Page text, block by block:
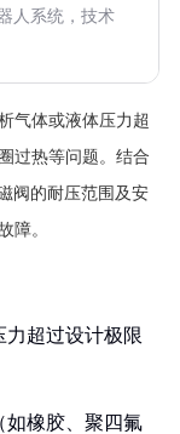
人系统，技术
气体或液体压力超
过热等问题。结合
阀的耐压范围及安
障。
力超过设计极限
如橡胶、聚四氟